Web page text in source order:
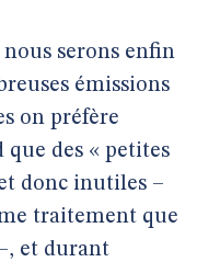
nous serons enfin
émissions
on préfère
des « petites
donc inutiles –
traitement que
et durant